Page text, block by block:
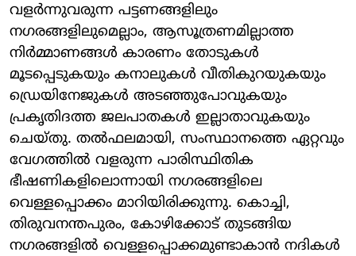
വളർന്നുവരുന്ന പട്ടണങ്ങളിലും
നഗരങ്ങളിലുമെല്ലാം, ആസൂത്രണമില്ലാത്ത
നിർമ്മാണങ്ങൾ കാരണം തോടുകൾ
മൂടപ്പെടുകയും കനാലുകൾ വീതികുറയുകയും
ഡ്രെയിനേജുകൾ അടഞ്ഞുപോവുകയും
പ്രകൃതിദത്ത ജലപാതകൾ ഇല്ലാതാവുകയും
ചെയ്തു. തൽഫലമായി, സംസ്ഥാനത്തെ ഏറ്റവും
വേഗത്തിൽ വളരുന്ന പാരിസ്ഥിതിക
ഭീഷണികളിലൊന്നായി നഗരങ്ങളിലെ
വെള്ളപ്പൊക്കം മാറിയിരിക്കുന്നു. കൊച്ചി,
തിരുവനന്തപുരം, കോഴിക്കോട് തുടങ്ങിയ
നഗരങ്ങളിൽ വെള്ളപ്പൊക്കമുണ്ടാകാൻ നദികൾ